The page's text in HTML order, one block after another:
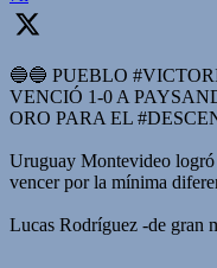
🔵🔵 PUEBLO
VENCIÓ 1-0 A
ORO PARA EL
Uruguay Montevideo
vencer por la mínima
Lucas Rodríguez -de gran